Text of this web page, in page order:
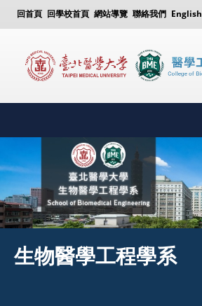
回首頁 回學校首頁 網站導覽 聯絡我們 English
生物醫學工程學系